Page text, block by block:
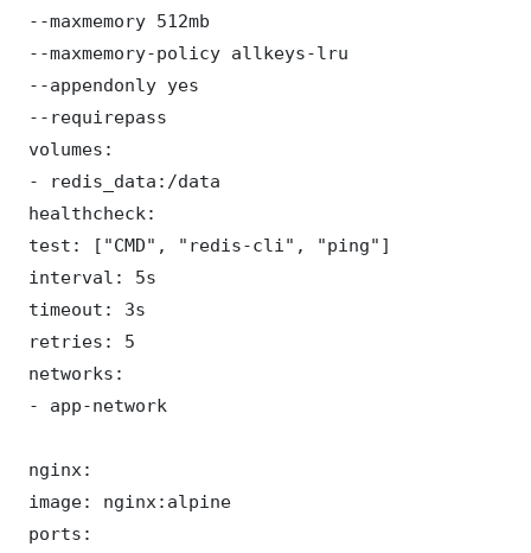
--maxmemory 512mb
--maxmemory-policy allkeys-lru
--appendonly yes
--requirepass
volumes:
- redis_data:/data
healthcheck:
test: ["CMD", "redis-cli", "ping"]
interval: 5s
timeout: 3s
retries: 5
networks:
- app-network
nginx:
image: nginx:alpine
ports: